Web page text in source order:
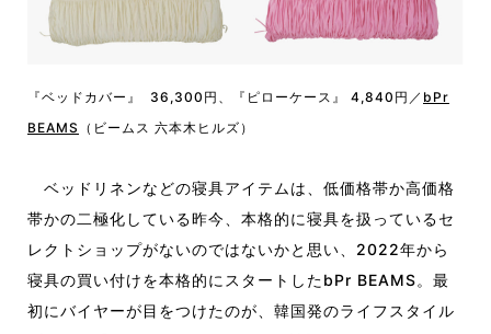
『ベッドカバー』 36,300円、『ピローケース』 4,840円／ bPr
BEAMS （ビームス 六本木ヒルズ）
ベッドリネンなどの寝具アイテムは、低価格帯か高価格
帯かの二極化している昨今、本格的に寝具を扱っているセ
レクトショップがないのではないかと思い、2022年から
寝具の買い付けを本格的にスタートしたbPr BEAMS。最
初にバイヤーが目をつけたのが、韓国発のライフスタイル